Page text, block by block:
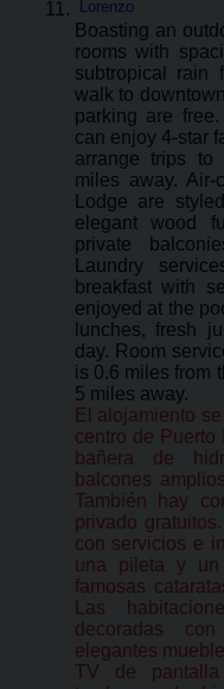
Lorenzo
Boasting an
rooms with
subtropical rain
walk to
parking are
can enjoy 4-star
arrange trips to
miles away.
Lodge are
elegant wood
private
Laundry
breakfast with
enjoyed at the
lunches, fresh
day. Room
is 0.6 miles from
5 miles away.
El alojamiento
centro de Puerto
bañera de
balcones
También hay
privado
con servicios e
una pileta y
famosas
Las
decoradas
elegantes
TV de